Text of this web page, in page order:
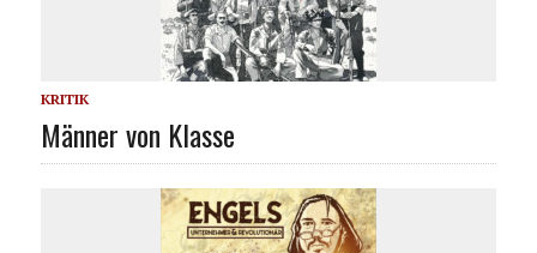
KRITIK
Männer von Klasse